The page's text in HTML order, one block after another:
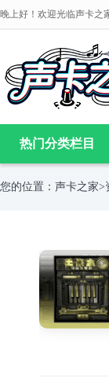
晚上好！欢迎光临声卡之
热门分类栏目
您的位置： 声卡之家>